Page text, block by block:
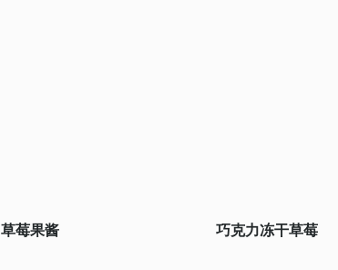
草莓果酱 巧克力冻干草莓